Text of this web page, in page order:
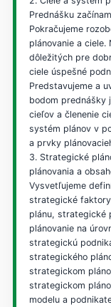
Prednášku
Pokračujeme
plánovanie a ciele.
dôležitých pre
ciele úspešné
Predstavujeme a
bodom prednášky
cieľov a členenie
systém plánov v
a prvky
3. Strategické
plánovania a
Vysvetľujeme
strategické
plánu, strategické
plánovanie na
strategickú
strategického
strategickom
strategickom
modelu a